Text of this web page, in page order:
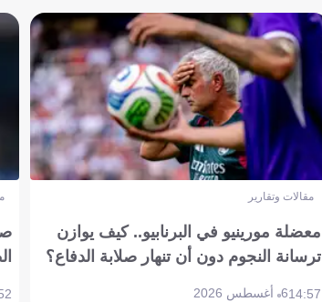
مقالات وتقارير
معضلة مورينيو في البرنابيو.. كيف يوازن
ترسانة النجوم دون أن تنهار صلابة الدفاع؟
14:576 أغسطس 2026